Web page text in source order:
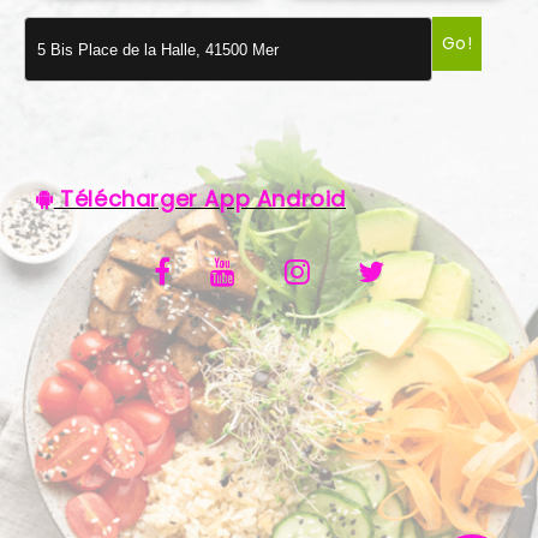
VOS AVIS
MENTIONS LÉGALES
Go!
Télécharger App Android